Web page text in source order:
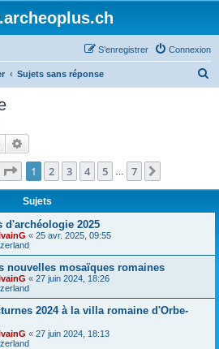
Connexion
S’enregistrer
Sujets sans réponse
c
Rechercher
Page 1sur7
1 2 3 4 5 7
Sujets
d'archéologie 2025
« 25 avr. 2025, 09:55
nouvelles mosaïques romaines
« 27 juin 2024, 18:26
2024 à la villa romaine d'Orbe-
« 27 juin 2024, 18:13